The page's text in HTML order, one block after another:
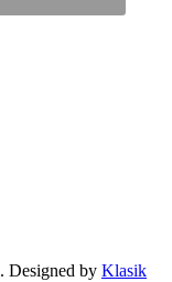
. Designed by Klasik